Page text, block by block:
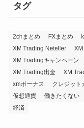
タグ
2chまとめ FXまとめ
XM Trading Neteller
XM Tradingキャンペーン
XM Trading出金
XM
xmボーナス
クレジット
仮想通貨
働きたくない
経済